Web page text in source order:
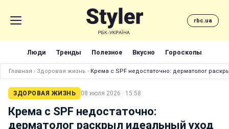
rbc.ua
Люди Тренды Полезное Вкусно Гороскопы
Главная › Здоровая жизнь › Крема с SPF недостаточно: дерматолог
ЗДОРОВАЯ ЖИЗНЬ 08 июля 2026 · 15:58
Крема с SPF недостаточно:
дерматолог раскрыл идеальный уход